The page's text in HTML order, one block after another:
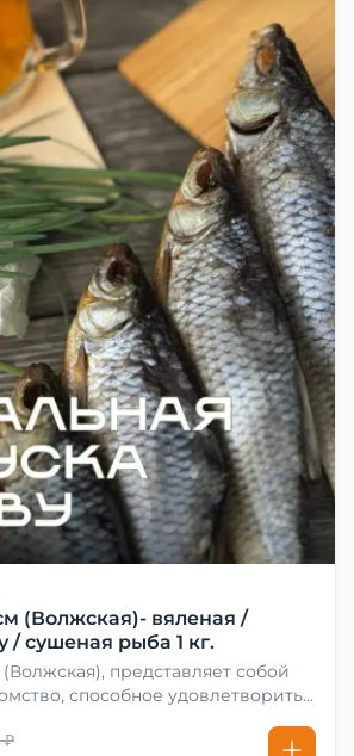
(Волжская)- вяленая /
/ сушеная рыба 1 кг.
представляет собой
способное удовлетворить
воблу, её сначала хорошо солят.
₽